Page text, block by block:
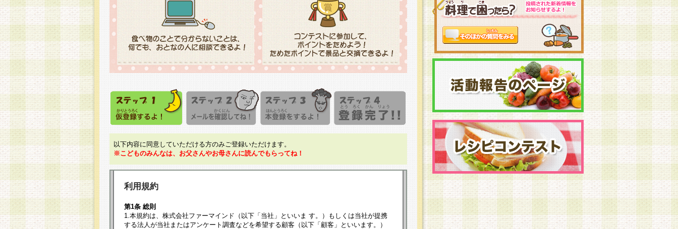
以下内容に同意していただける方のみご登録いただけます。
※こどものみんなは、お父さんやお母さんに読んでもらってね！
利用規約
第1条 総則
1.本規約は、株式会社ファーマインド（以下「当社」といいま す。）もしくは当社が提携
する法人が当社またはアンケート調査などを希望する顧客（以下「顧客」といいます。）